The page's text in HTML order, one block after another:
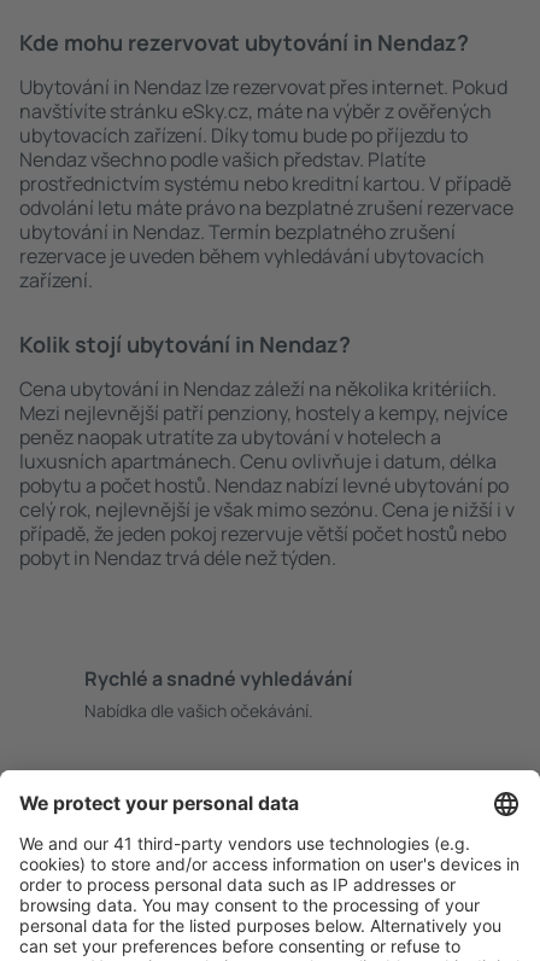
Kde mohu rezervovat ubytování in Nendaz?
Ubytování in Nendaz lze rezervovat přes internet. Pokud
navštívíte stránku eSky.cz, máte na výběr z ověřených
ubytovacích zařízení. Díky tomu bude po příjezdu to
Nendaz všechno podle vašich představ. Platíte
prostřednictvím systému nebo kreditní kartou. V případě
odvolání letu máte právo na bezplatné zrušení rezervace
ubytování in Nendaz. Termín bezplatného zrušení
rezervace je uveden během vyhledávání ubytovacích
zařízení.
Kolik stojí ubytování in Nendaz?
Cena ubytování in Nendaz záleží na několika kritériích.
Mezi nejlevnější patří penziony, hostely a kempy, nejvíce
peněz naopak utratíte za ubytování v hotelech a
luxusních apartmánech. Cenu ovlivňuje i datum, délka
pobytu a počet hostů. Nendaz nabízí levné ubytování po
celý rok, nejlevnější je však mimo sezónu. Cena je nižší i v
případě, že jeden pokoj rezervuje větší počet hostů nebo
pobyt in Nendaz trvá déle než týden.
Rychlé a snadné vyhledávání
Nabídka dle vašich očekávání.
Bezproblémová rezervace s možností bezplatného
zrušení.
S námi ušetříte
Atraktivní ceny a speciální nabídky pro přihlášené
uživatele.